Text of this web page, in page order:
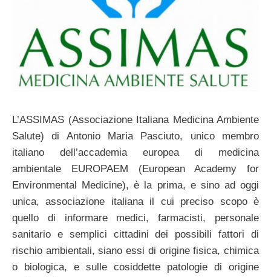
L’ASSIMAS (Associazione Italiana Medicina Ambiente
Salute) di Antonio Maria Pasciuto, unico membro
italiano dell’accademia europea di medicina
ambientale EUROPAEM (European Academy for
Environmental Medicine), è la prima, e sino ad oggi
unica, associazione italiana il cui preciso scopo è
quello di informare medici, farmacisti, personale
sanitario e semplici cittadini dei possibili fattori di
rischio ambientali, siano essi di origine fisica, chimica
o biologica, e sulle cosiddette patologie di origine